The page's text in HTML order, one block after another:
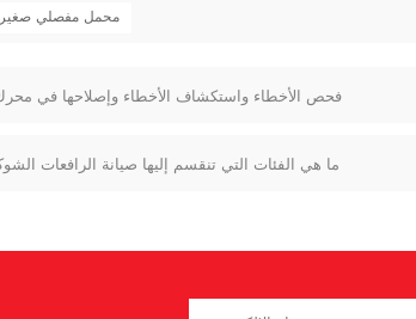
محمل مفصلي صغير
فحص الأخطاء واستكشاف الأخطاء وإصلاحها في محرك
ما هي الفئات التي تنقسم إليها صيانة الرافعات